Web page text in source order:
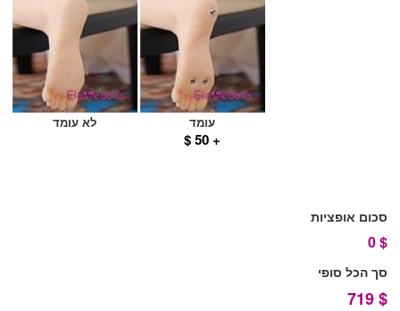
לא עומד עומד
+ 50 $
סכום אופציות
$
0
סך הכל סופי
$
719